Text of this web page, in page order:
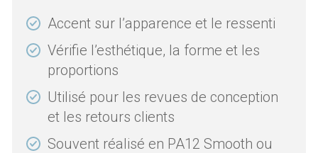
Accent sur l’apparence et le ressenti
Vérifie l’esthétique, la forme et les
proportions
Utilisé pour les revues de conception
et les retours clients
Souvent réalisé en PA12 Smooth ou